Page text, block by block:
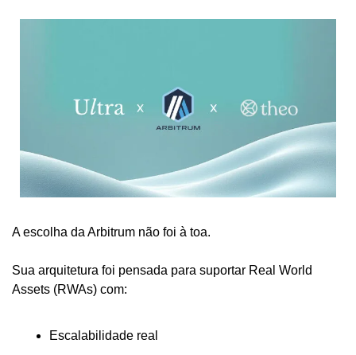
A escolha da Arbitrum não foi à toa.
Sua arquitetura foi pensada para suportar Real World
Assets (RWAs) com:
Escalabilidade real